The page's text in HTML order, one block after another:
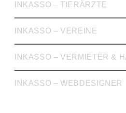
INKASSO – TIERÄRZTE
INKASSO – VEREINE
INKASSO – VERMIETER &
INKASSO – WEBDESIGNER